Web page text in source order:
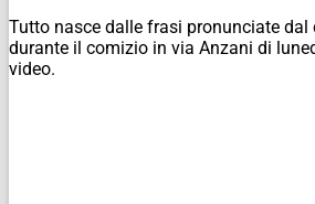
Tutto nasce dalle frasi pronunciate
durante il comizio in via Anzani di
video.